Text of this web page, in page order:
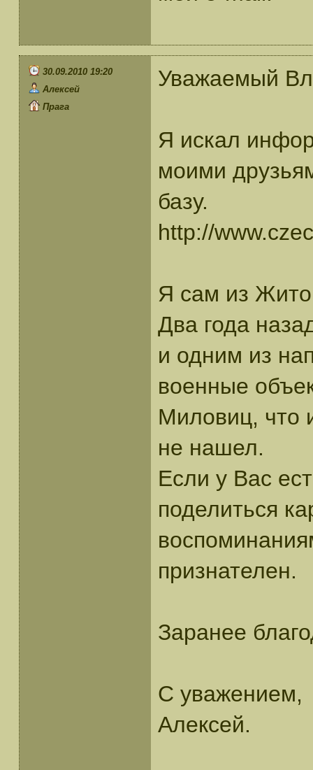
30.09.2010 19:20
Алексей
Прага
Уважаемый
Я искал
моими
базу.
http://
Я сам из
Два года
и одним из
военные
Миловиц, что
не нашел.
Если у Вас
поделиться
признателен.
Заранее
С уважением,
Алексей.